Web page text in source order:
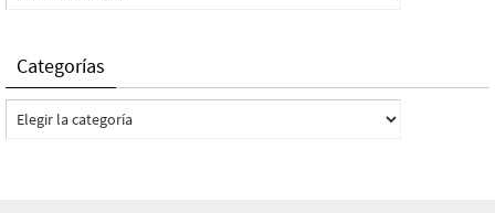
Categorías
Categorías